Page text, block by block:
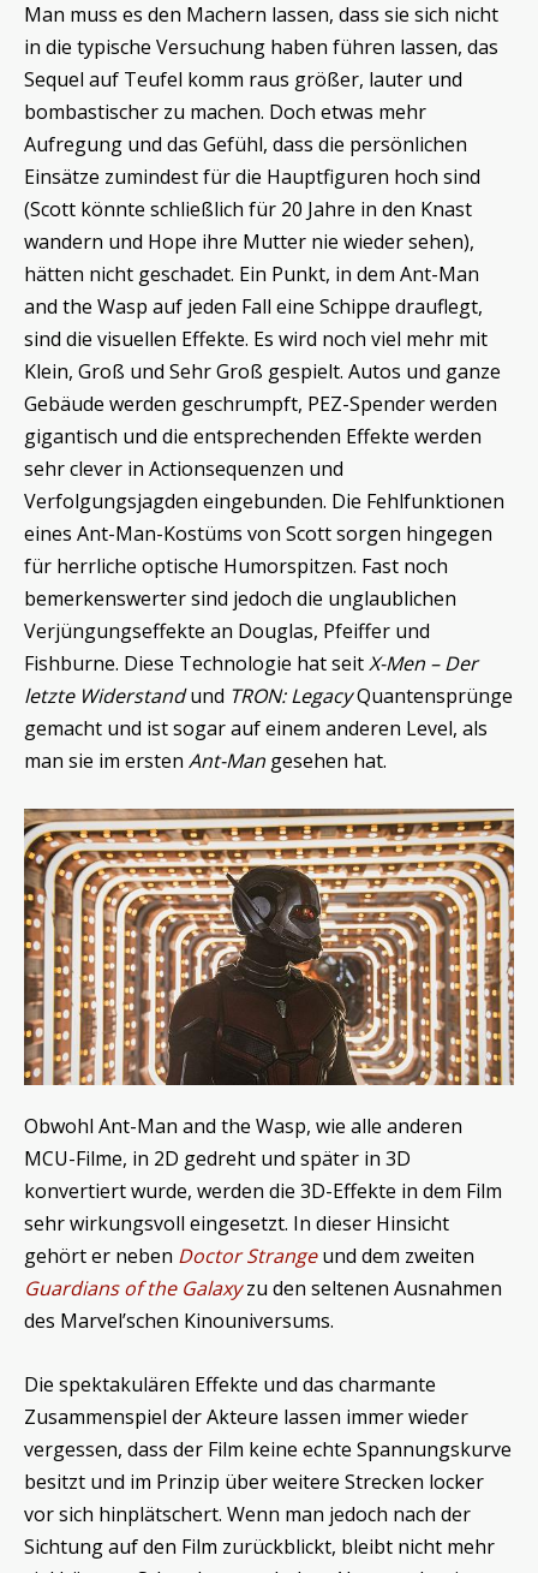
Man muss es den Machern lassen, dass sie sich nicht
in die typische Versuchung haben führen lassen, das
Sequel auf Teufel komm raus größer, lauter und
bombastischer zu machen. Doch etwas mehr
Aufregung und das Gefühl, dass die persönlichen
Einsätze zumindest für die Hauptfiguren hoch sind
(Scott könnte schließlich für 20 Jahre in den Knast
wandern und Hope ihre Mutter nie wieder sehen),
hätten nicht geschadet. Ein Punkt, in dem Ant-Man
and the Wasp auf jeden Fall eine Schippe drauflegt,
sind die visuellen Effekte. Es wird noch viel mehr mit
Klein, Groß und Sehr Groß gespielt. Autos und ganze
Gebäude werden geschrumpft, PEZ-Spender werden
gigantisch und die entsprechenden Effekte werden
sehr clever in Actionsequenzen und
Verfolgungsjagden eingebunden. Die Fehlfunktionen
eines Ant-Man-Kostüms von Scott sorgen hingegen
für herrliche optische Humorspitzen. Fast noch
bemerkenswerter sind jedoch die unglaublichen
Verjüngungseffekte an Douglas, Pfeiffer und
Fishburne. Diese Technologie hat seitX-Men – Der
letzte Widerstandund TRON: LegacyQuantensprünge
gemacht und ist sogar auf einem anderen Level, als
man sie im ersten Ant-Man gesehen hat.
Obwohl Ant-Man and the Wasp, wie alle anderen
MCU-Filme, in 2D gedreht und später in 3D
konvertiert wurde, werden die 3D-Effekte in dem Film
sehr wirkungsvoll eingesetzt. In dieser Hinsicht
gehört er neben Doctor Strangeund dem zweiten
Guardians of the Galaxyzu den seltenen Ausnahmen
des Marvel’schen Kinouniversums.
Die spektakulären Effekte und das charmante
Zusammenspiel der Akteure lassen immer wieder
vergessen, dass der Film keine echte Spannungskurve
besitzt und im Prinzip über weitere Strecken locker
vor sich hinplätschert. Wenn man jedoch nach der
Sichtung auf den Film zurückblickt, bleibt nicht mehr